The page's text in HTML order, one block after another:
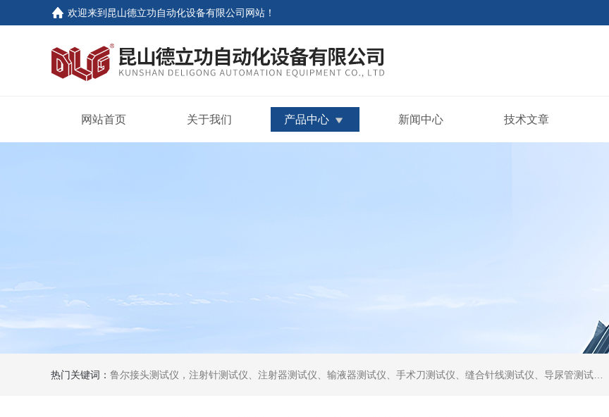
欢迎来到 昆山德立功自动化设备有限公司网站 ！
网站首页 关于我们 产品中心 新闻中心 技术文章
热门关键词： 鲁尔接头测试仪，注射针测试仪、注射器测试仪、输液器测试仪、手术刀测试仪、缝合针线测试仪、导尿管测试仪、医用镊钳测试仪、导引管导丝测试仪、针灸针测试仪、留置针测试仪